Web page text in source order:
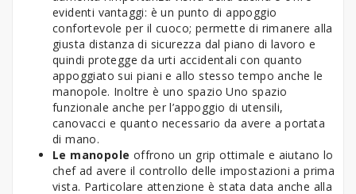
evidenti vantaggi: è un punto di appoggio
confortevole per il cuoco; permette di rimanere alla
giusta distanza di sicurezza dal piano di lavoro e
quindi protegge da urti accidentali con quanto
appoggiato sui piani e allo stesso tempo anche le
manopole. Inoltre è uno spazio Uno spazio
funzionale anche per l’appoggio di utensili,
canovacci e quanto necessario da avere a portata
di mano.
Le manopole offrono un grip ottimale e aiutano lo
chef ad avere il controllo delle impostazioni a prima
vista. Particolare attenzione è stata data anche alla